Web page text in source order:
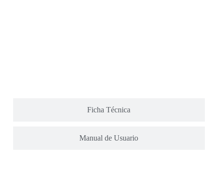
Ficha Técnica
Manual de Usuario